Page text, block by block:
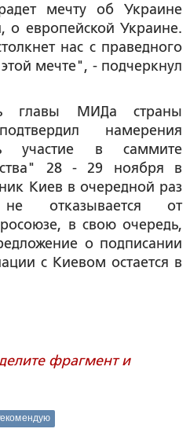
мечту об Украине
о европейской Украине.
нас с праведного
мечте", - подчеркнул
главы МИДа страны
намерения
участие в саммите
28 - 29 ноября в
Киев в очередной раз
отказывается от
в свою очередь,
о подписании
с Киевом остается в
фрагмент и